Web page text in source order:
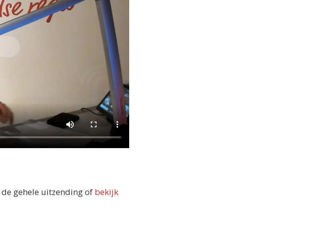
de gehele uitzending of bekijk